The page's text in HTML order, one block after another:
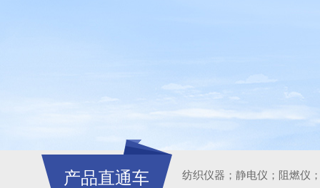
产品直通车 纺织仪器；静电仪；阻燃仪